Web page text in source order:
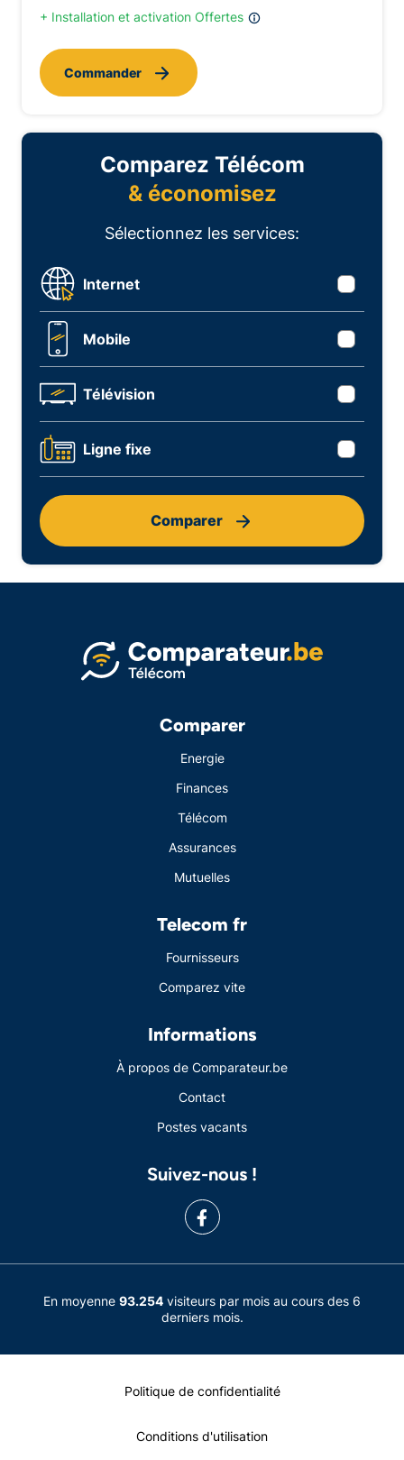
+ Installation et activation Offertes
Commander
Comparez Télécom
& économisez
Sélectionnez les services:
Internet
Mobile
Télévision
Ligne fixe
Comparer
Comparer
Energie
Finances
Télécom
Assurances
Mutuelles
Telecom fr
Fournisseurs
Comparez vite
Informations
À propos de Comparateur.be
Contact
Postes vacants
Suivez-nous !
En moyenne 93.254 visiteurs par mois au cours des 6
derniers mois.
Politique de confidentialité
Conditions d'utilisation